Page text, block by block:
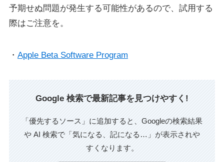
予期せぬ問題が発生する可能性があるので、試用する
際はご注意を。
・ Apple Beta Software Program
Google 検索で最新記事を見つけやすく!
「優先するソース」に追加すると、Googleの検索結果
や AI 検索で「気になる、記になる…」が表示されや
すくなります。